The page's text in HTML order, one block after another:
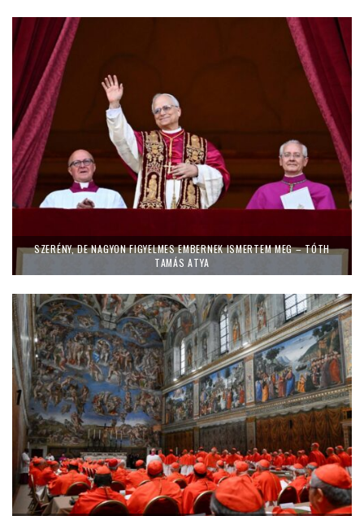
SZERÉNY, DE NAGYON FIGYELMES EMBERNEK ISMERTEM MEG – TÓTH
TAMÁS ATYA